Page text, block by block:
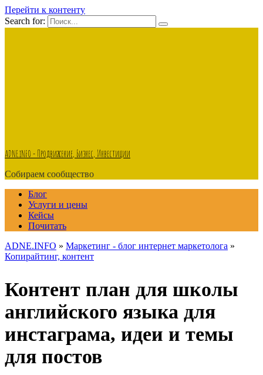
Перейти к контенту
Search for:
ADNE.iNFO - Продвижение, Бизнес, Инвестиции
Собираем сообщество
Блог
Услуги и цены
Кейсы
Почитать
ADNE.INFO » Маркетинг - блог интернет маркетолога »
Копирайтинг, контент
Контент план для школы
английского языка для
инстаграма, идеи и темы
для постов